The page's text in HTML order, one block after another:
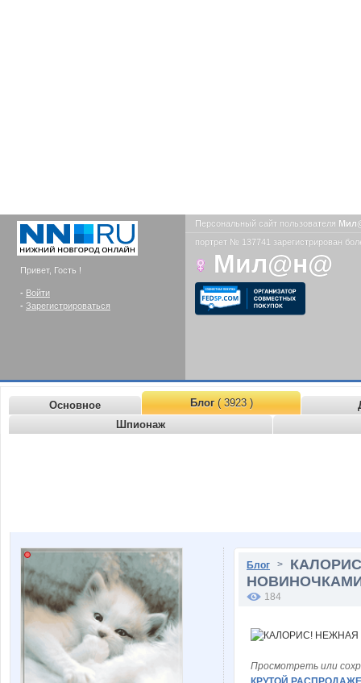
Привет, Гость !
- Войти
- Зарегистрироваться
Персональный сайт пользователя
портрет № 137741 зарегистрирован
Мил@н@
Основное Блог( 3923 )
Шпионаж
Блог >
184
Просмотреть или